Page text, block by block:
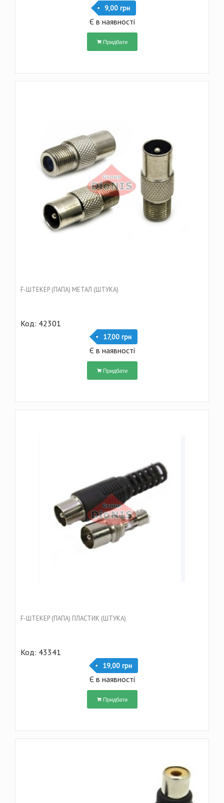
9,00 грн
Є в наявності
Придбати
F-ШТЕКЕР (ПАПА) МЕТАЛ (ШТУКА)
Код: 42301
17,00 грн
Є в наявності
Придбати
F-ШТЕКЕР (ПАПА) ПЛАСТИК (ШТУКА)
Код: 43341
19,00 грн
Є в наявності
Придбати